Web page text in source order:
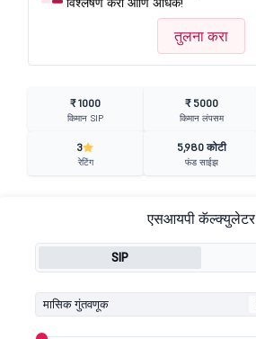
तुलना करा
₹ 1000
किमान SIP
₹ 5000
किमान लंपसम
3
रेटिंग
5,980 कोटी
फंड साईझ
एसआयपी कॅल्क्युलेटर
SIP
मासिक गुंतवणूक